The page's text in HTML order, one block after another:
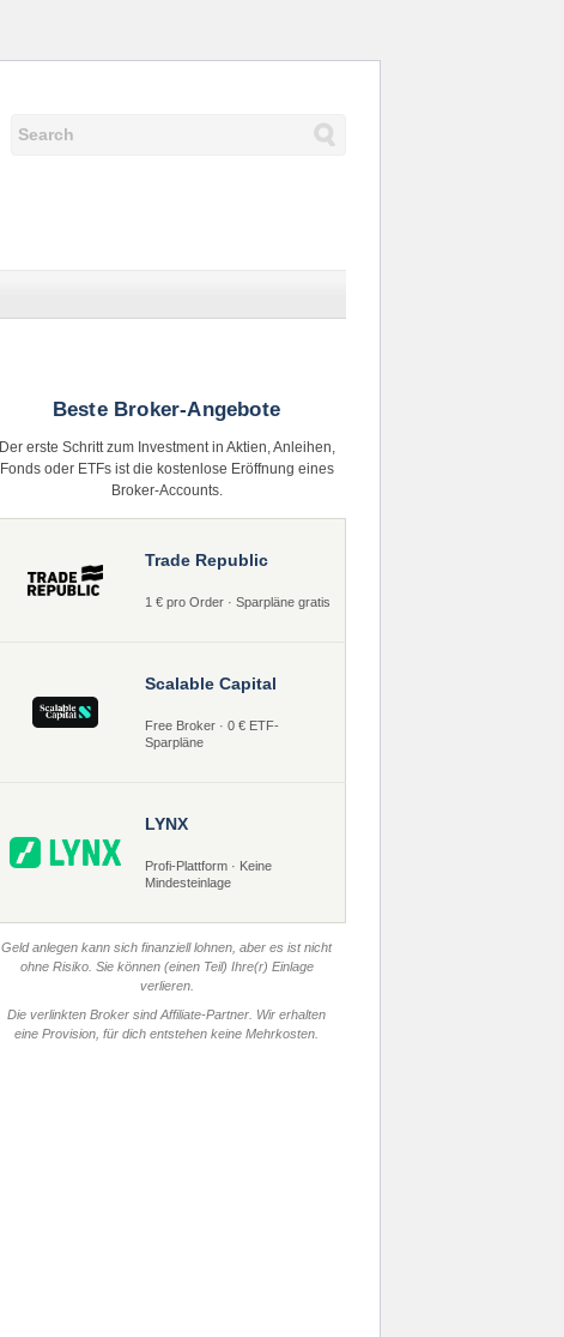
Beste Broker-Angebote
Der erste Schritt zum Investment in Aktien, Anleihen,
Fonds oder ETFs ist die kostenlose Eröffnung eines
Broker-Accounts.
Trade Republic
1 € pro Order · Sparpläne gratis
Scalable Capital
Free Broker · 0 € ETF-
Sparpläne
LYNX
Profi-Plattform · Keine
Mindesteinlage
Geld anlegen kann sich finanziell lohnen, aber es ist nicht
ohne Risiko. Sie können (einen Teil) Ihre(r) Einlage
verlieren.
Die verlinkten Broker sind Affiliate-Partner. Wir erhalten
eine Provision, für dich entstehen keine Mehrkosten.